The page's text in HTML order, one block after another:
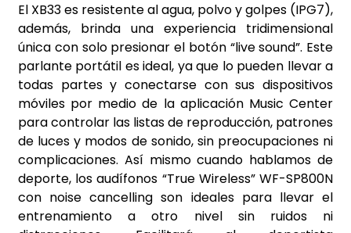
El XB33 es resistente al agua, polvo y golpes (IPG7),
además, brinda una experiencia tridimensional
única con solo presionar el botón “live sound”. Este
parlante portátil es ideal, ya que lo pueden llevar a
todas partes y conectarse con sus dispositivos
móviles por medio de la aplicación Music Center
para controlar las listas de reproducción, patrones
de luces y modos de sonido, sin preocupaciones ni
complicaciones. Así mismo cuando hablamos de
deporte, los audífonos “True Wireless” WF-SP800N
con noise cancelling son ideales para llevar el
entrenamiento a otro nivel sin ruidos ni